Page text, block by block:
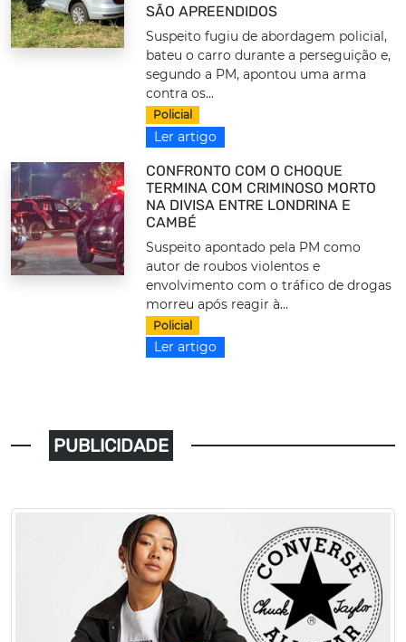
SÃO APREENDIDOS
Suspeito fugiu de abordagem policial,
bateu o carro durante a perseguição e,
segundo a PM, apontou uma arma
contra os...
Policial
Ler artigo
CONFRONTO COM O CHOQUE
TERMINA COM CRIMINOSO MORTO
NA DIVISA ENTRE LONDRINA E
CAMBÉ
Suspeito apontado pela PM como
autor de roubos violentos e
envolvimento com o tráfico de drogas
morreu após reagir à...
Policial
Ler artigo
PUBLICIDADE